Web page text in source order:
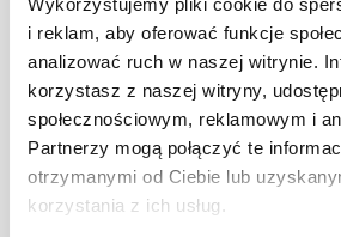
Wykorzystujemy pliki cookie do
i reklam, aby oferować funkcje
analizować ruch w naszej witrynie.
korzystasz z naszej witryny,
społecznościowym, reklamowym i
Partnerzy mogą połączyć te
otrzymanymi od Ciebie lub
korzystania z ich usług.
Wspornik ławy
komin. BG-
350/30
Wspornik ławy